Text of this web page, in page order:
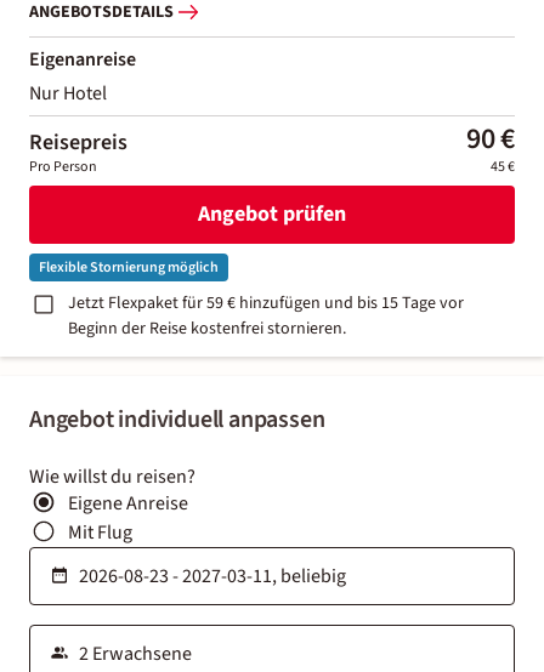
Angebot individuell anpassen
Wie willst du reisen?
Eigene Anreise
Mit Flug
ANGEBOTSDETAILS
Eigenanreise
Nur Hotel
Reisepreis 90 €
Pro Person 45 €
Angebot prüfen
Flexible Stornierung möglich
Jetzt Flexpaket für 59 € hinzufügen und bis 15 Tage vor
Beginn der Reise kostenfrei stornieren.